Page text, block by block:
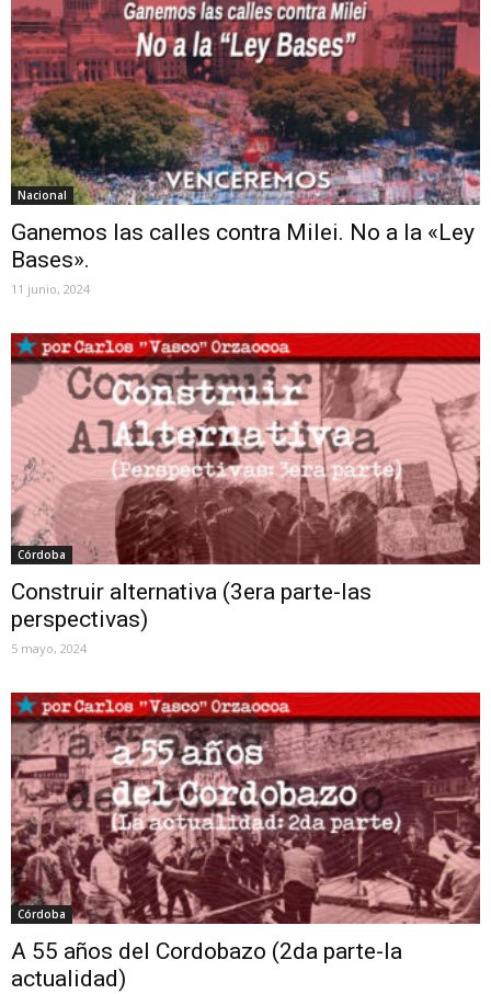
Nacional
Ganemos las calles contra Milei. No a la «Ley
Bases».
11 junio, 2024
Córdoba
Construir alternativa (3era parte-las
perspectivas)
5 mayo, 2024
Córdoba
A 55 años del Cordobazo (2da parte-la
actualidad)